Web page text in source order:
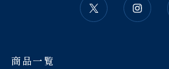
商品一覧